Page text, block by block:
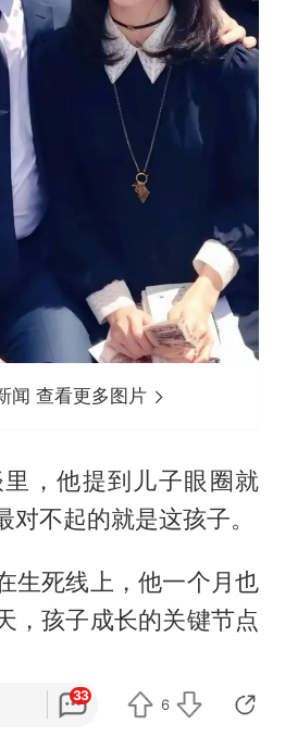
闻 查看更多图片
，他提到儿子眼圈就
不起的就是这孩子。
生死线上，他一个月也
，孩子成长的关键节点
没跟来，也是网友议论
33
6